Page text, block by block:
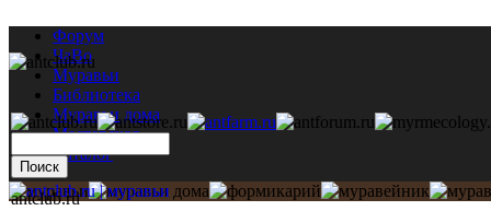
Форум
ЧаВо
Муравьи
Библиотека
Муравьи дома
Мастерская
Каталог
antclub.ru